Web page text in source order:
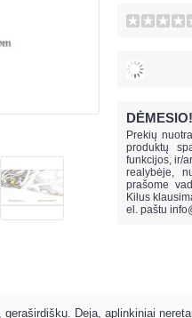
DĖMESIO!
Prekių
produktų
funkcijos, ir/
realybėje, n
prašome
Kilus
el. paštu
Deja, aplinkiniai